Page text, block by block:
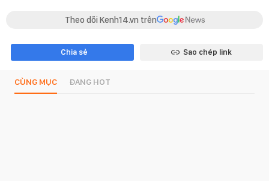
Theo dõi Kenh14.vn trên
Chia sẻ Sao chép link
CÙNG MỤC ĐANG HOT